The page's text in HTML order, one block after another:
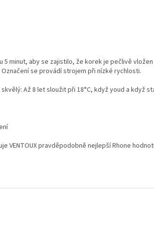
minut, aby se zajistilo, že korek je pečlivě
se provádí strojem při nízké rychlosti.
skvělý: Až 8 let sloužit při 18°C, když youd a když
pravděpodobně nejlepší Rhone